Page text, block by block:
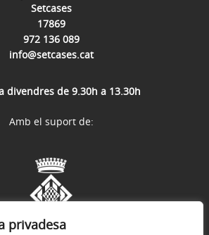
privadesa
Setcases
17869
972 136 089
info@setcases.cat
divendres de 9.30h a 13.30h
Amb el suport de: